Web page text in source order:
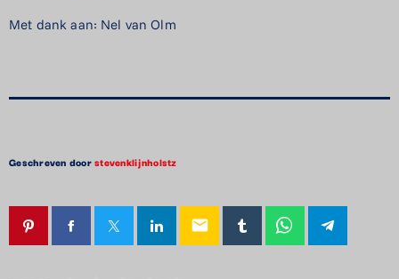
Met dank aan: Nel van Olm
Geschreven doorstevenklijnholstz
email